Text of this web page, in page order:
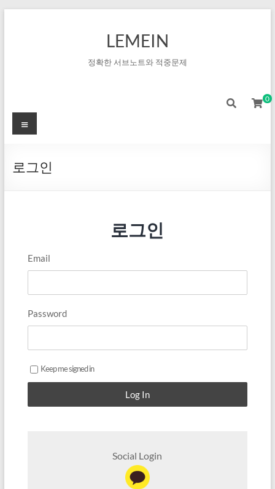
LEMEIN
정확한 서브노트와 적중문제
0
로그인
로그인
Email
Password
Keep me signed in
Log In
Social Login